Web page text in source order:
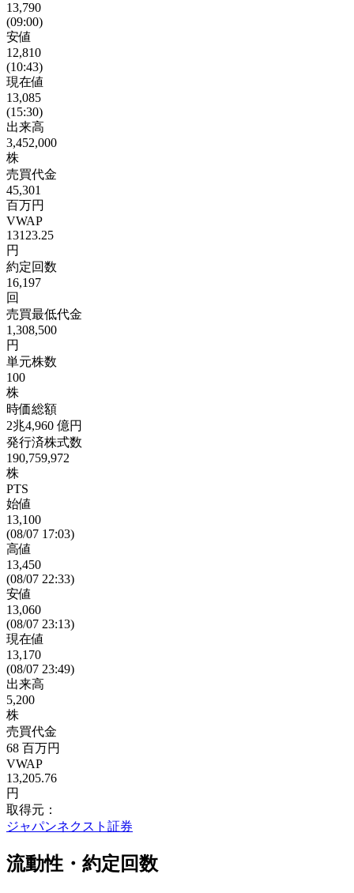
13,790
(09:00)
安値
12,810
(10:43)
現在値
13,085
(15:30)
出来高
3,452,000
株
売買代金
45,301
百万円
VWAP
13123.25
円
約定回数
16,197
回
売買最低代金
1,308,500
円
単元株数
100
株
時価総額
2兆4,960 億円
発行済株式数
190,759,972
株
PTS
始値
13,100
(08/07 17:03)
高値
13,450
(08/07 22:33)
安値
13,060
(08/07 23:13)
現在値
13,170
(08/07 23:49)
出来高
5,200
株
売買代金
68 百万円
VWAP
13,205.76
円
取得元：
ジャパンネクスト証券
流動性・約定回数